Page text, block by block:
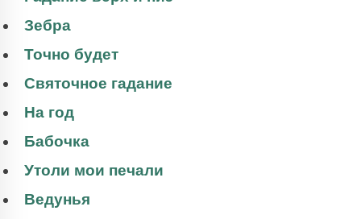
Зебра
Точно будет
Святочное гадание
На год
Бабочка
Утоли мои печали
Ведунья